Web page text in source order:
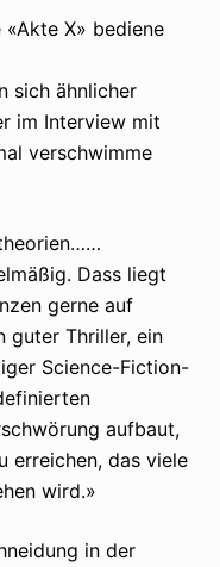
X» bediene
sich ähnlicher
im Interview mit
verschwimme
Dass liegt
gerne auf
guter Thriller, ein
Science-Fiction-
aufbaut,
erreichen, das viele
wird.»
in der